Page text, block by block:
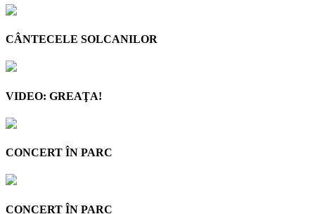
CÂNTECELE SOLCANILOR
VIDEO: GREAŢA!
CONCERT ÎN PARC
CONCERT ÎN PARC